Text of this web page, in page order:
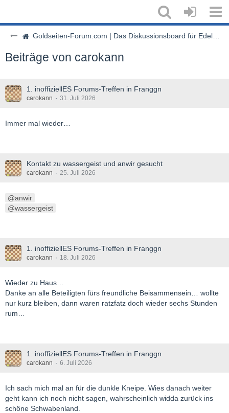
Goldseiten-Forum.com | Das Diskussionsboard für Edelmetalle & Rohstoffe
Beiträge von carokann
1. inoffiziellES Forums-Treffen in Franggn
carokann 31. Juli 2026
Immer mal wieder…
Kontakt zu wassergeist und anwir gesucht
carokann 25. Juli 2026
anwir
wassergeist
1. inoffiziellES Forums-Treffen in Franggn
carokann 18. Juli 2026
Wieder zu Haus…
Danke an alle Beteiligten fürs freundliche Beisammensein… wollte
nur kurz bleiben, dann waren ratzfatz doch wieder sechs Stunden
rum…
1. inoffiziellES Forums-Treffen in Franggn
carokann 6. Juli 2026
Ich sach mich mal an für die dunkle Kneipe. Wies danach weiter
geht kann ich noch nicht sagen, wahrscheinlich widda zurück ins
schöne Schwabenland.